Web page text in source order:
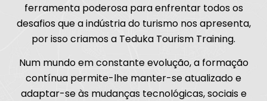
ferramenta poderosa para enfrentar todos os
desafios que a indústria do turismo nos apresenta,
por isso criamos a Teduka Tourism Training.
Num mundo em constante evolução, a formação
contínua permite-lhe manter-se atualizado e
adaptar-se às mudanças tecnológicas, sociais e